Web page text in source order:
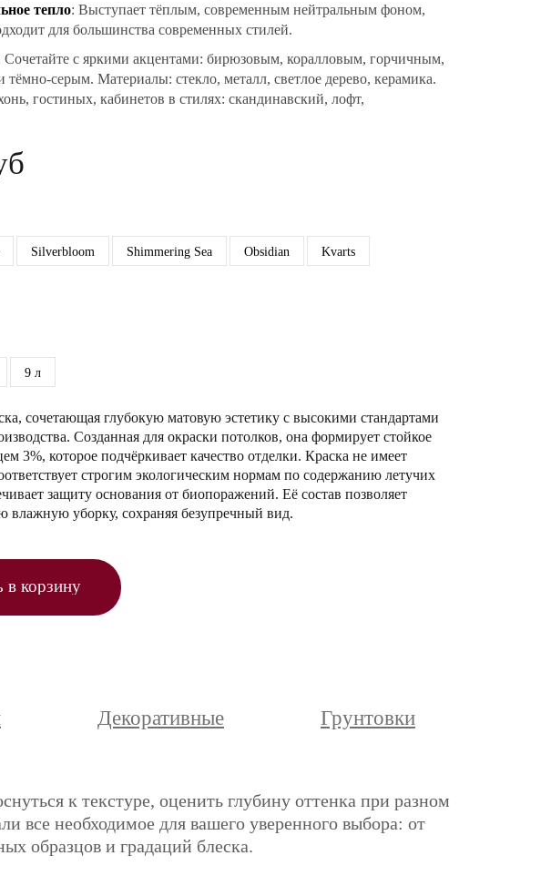
тепло: Выступает тёплым, современным нейтральным фоном,
для большинства современных стилей.
Сочетайте с яркими акцентами: бирюзовым, коралловым, горчичным,
тёмно-серым. Материалы: стекло, металл, светлое дерево, керамика.
гостиных, кабинетов в стилях: скандинавский, лофт,
Silverbloom Shimmering Sea Obsidian Kvarts
9 л
сочетающая глубокую матовую эстетику с высокими стандартами
Созданная для окраски потолков, она формирует стойкое
3%, которое подчёркивает качество отделки. Краска не имеет
строгим экологическим нормам по содержанию летучих
защиту основания от биопоражений. Её состав позволяет
влажную уборку, сохраняя безупречный вид.
в корзину
Декоративные Грунтовки
к текстуре, оценить глубину оттенка при разном
все необходимое для вашего уверенного выбора: от
образцов и градаций блеска.